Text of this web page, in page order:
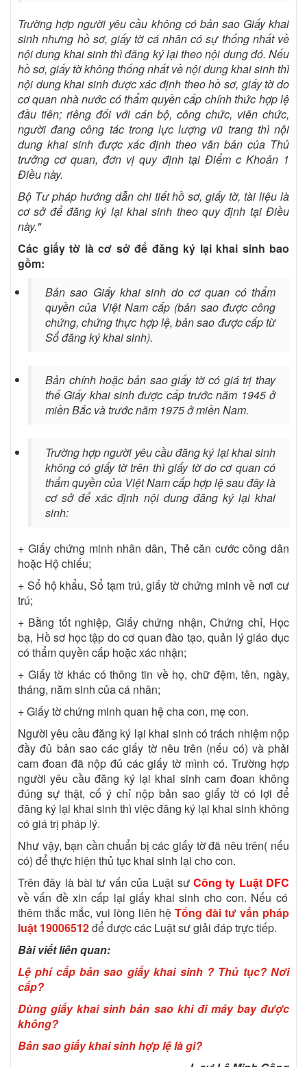
Trường hợp người yêu cầu không có bản sao Giấy khai
sinh nhưng hồ sơ, giấy tờ cá nhân có sự thống nhất về
nội dung khai sinh thì đăng ký lại theo nội dung đó. Nếu
hồ sơ, giấy tờ không thống nhất về nội dung khai sinh thì
nội dung khai sinh được xác định theo hồ sơ, giấy tờ do
cơ quan nhà nước có thẩm quyền cấp chính thức hợp lệ
đầu tiên; riêng đối với cán bộ, công chức, viên chức,
người đang công tác trong lực lượng vũ trang thì nội
dung khai sinh được xác định theo văn bản của Thủ
trưởng cơ quan, đơn vị quy định tại Điểm c Khoản 1
Điều này.
Bộ Tư pháp hướng dẫn chi tiết hồ sơ, giấy tờ, tài liệu là
cơ sở để đăng ký lại khai sinh theo quy định tại Điều
này."
Các giấy tờ là cơ sở để đăng ký lại khai sinh bao
gồm:
Bản sao Giấy khai sinh do cơ quan có thẩm
quyền của Việt Nam cấp (bản sao được công
chứng, chứng thực hợp lệ, bản sao được cấp từ
Sổ đăng ký khai sinh).
Bản chính hoặc bản sao giấy tờ có giá trị thay
thế Giấy khai sinh được cấp trước năm 1945 ở
miền Bắc và trước năm 1975 ở miền Nam.
Trường hợp người yêu cầu đăng ký lại khai sinh
không có giấy tờ trên thì giấy tờ do cơ quan có
thẩm quyền của Việt Nam cấp hợp lệ sau đây là
cơ sở để xác định nội dung đăng ký lại khai
sinh:
+ Giấy chứng minh nhân dân, Thẻ căn cước công dân
hoặc Hộ chiếu;
+ Sổ hộ khẩu, Sổ tạm trú, giấy tờ chứng minh về nơi cư
trú;
+ Bằng tốt nghiệp, Giấy chứng nhận, Chứng chỉ, Học
bạ, Hồ sơ học tập do cơ quan đào tạo, quản lý giáo dục
có thẩm quyền cấp hoặc xác nhận;
+ Giấy tờ khác có thông tin về họ, chữ đệm, tên, ngày,
tháng, năm sinh của cá nhân;
+ Giấy tờ chứng minh quan hệ cha con, mẹ con.
Người yêu cầu đăng ký lại khai sinh có trách nhiệm nộp
đầy đủ bản sao các giấy tờ nêu trên (nếu có) và phải
cam đoan đã nộp đủ các giấy tờ mình có. Trường hợp
người yêu cầu đăng ký lại khai sinh cam đoan không
đúng sự thật, cố ý chỉ nộp bản sao giấy tờ có lợi để
đăng ký lại khai sinh thì việc đăng ký lại khai sinh không
có giá trị pháp lý.
Như vậy, bạn cần chuẩn bị các giấy tờ đã nêu trên( nếu
có) để thực hiện thủ tục khai sinh lại cho con.
Trên đây là bài tư vấn của Luật sư Công ty Luật DFC
về vấn đề xin cấp lại giấy khai sinh cho con. Nếu có
thêm thắc mắc, vui lòng liên hệTổng đài tư vấn pháp
luật 19006512để được các Luật sư giải đáp trực tiếp.
Bài viết liên quan:
Lệ phí cấp bản sao giấy khai sinh ? Thủ tục? Nơi
cấp?
Dùng giấy khai sinh bản sao khi đi máy bay được
không?
Bản sao giấy khai sinh hợp lệ là gì?